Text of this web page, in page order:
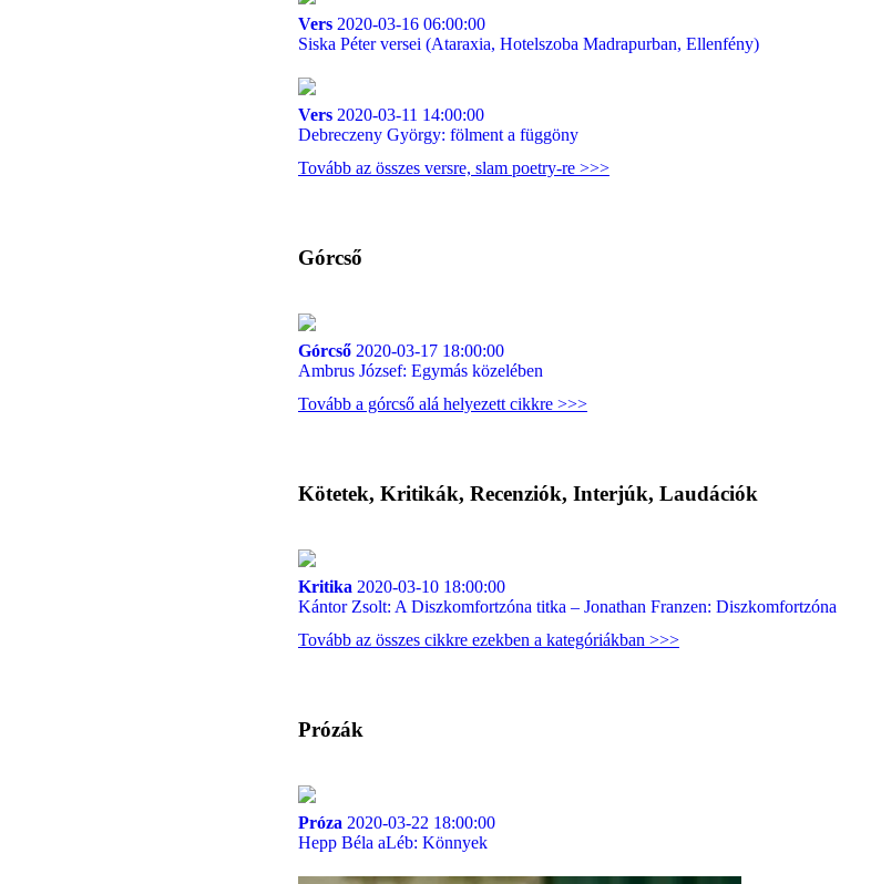
Vers 2020-03-16 06:00:00
Siska Péter versei (Ataraxia, Hotelszoba Madrapurban, Ellenfény)
Vers 2020-03-11 14:00:00
Debreczeny György: fölment a függöny
Tovább az összes versre, slam poetry-re >>>
Górcső
Górcső 2020-03-17 18:00:00
Ambrus József: Egymás közelében
Tovább a górcső alá helyezett cikkre >>>
Kötetek, Kritikák, Recenziók, Interjúk, Laudációk
Kritika 2020-03-10 18:00:00
Kántor Zsolt: A Diszkomfortzóna titka – Jonathan Franzen: Diszkomfortzóna
Tovább az összes cikkre ezekben a kategóriákban >>>
Prózák
Próza 2020-03-22 18:00:00
Hepp Béla aLéb: Könnyek